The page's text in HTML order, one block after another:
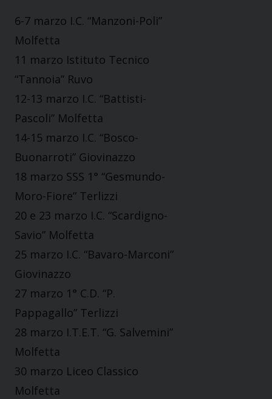
6-7 marzo I.C. “Manzoni-Poli”
Molfetta
11 marzo Istituto Tecnico
“Tannoia” Ruvo
12-13 marzo I.C. “Battisti-
Pascoli” Molfetta
14-15 marzo I.C. “Bosco-
Buonarroti” Giovinazzo
18 marzo SSS 1° “Gesmundo-
Moro-Fiore” Terlizzi
20 e 23 marzo I.C. “Scardigno-
Savio” Molfetta
25 marzo I.C. “Bavaro-Marconi”
Giovinazzo
27 marzo 1° C.D. “P.
Pappagallo” Terlizzi
28 marzo I.T.E.T. “G. Salvemini”
Molfetta
30 marzo Liceo Classico
Molfetta